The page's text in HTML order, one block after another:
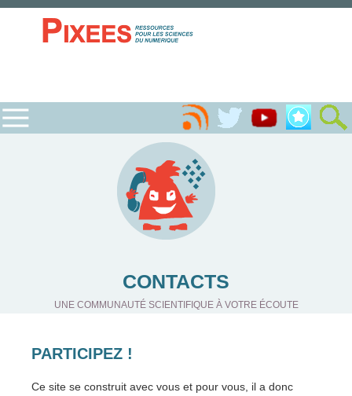
CONTACTS
UNE COMMUNAUTÉ SCIENTIFIQUE À VOTRE ÉCOUTE
PARTICIPEZ !
Ce site se construit avec vous et pour vous, il a donc